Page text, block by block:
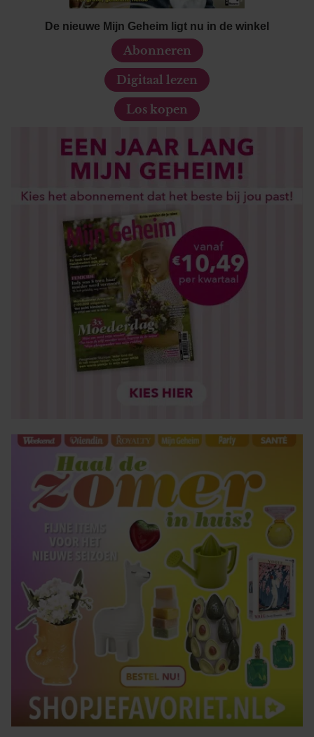
informatie die u aan ze heeft verstrekt of die ze hebben
verzameld op basis van uw gebruik van hun services. U
gaat akkoord met onze cookies als u onze website blijft
De nieuwe Mijn Geheim ligt nu in de winkel
Abonneren
Digitaal lezen
Los kopen